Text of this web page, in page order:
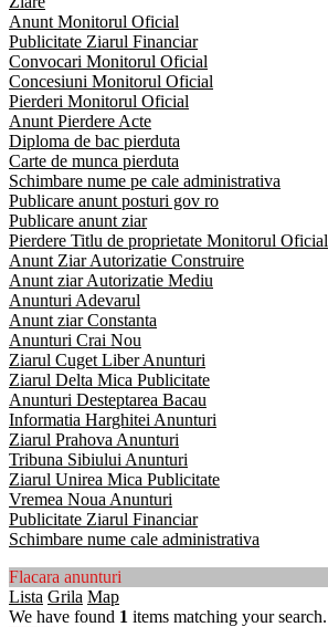
Anunt Monitorul Oficial
Publicitate Ziarul Financiar
Convocari Monitorul Oficial
Concesiuni Monitorul Oficial
Pierderi Monitorul Oficial
Anunt Pierdere Acte
Diploma de bac pierduta
Carte de munca pierduta
Schimbare nume pe cale administrativa
Publicare anunt posturi gov ro
Publicare anunt ziar
Pierdere Titlu de proprietate Monitorul Oficial
Anunt Ziar Autorizatie Construire
Anunt ziar Autorizatie Mediu
Anunturi Adevarul
Anunt ziar Constanta
Anunturi Crai Nou
Ziarul Cuget Liber Anunturi
Ziarul Delta Mica Publicitate
Anunturi Desteptarea Bacau
Informatia Harghitei Anunturi
Ziarul Prahova Anunturi
Tribuna Sibiului Anunturi
Ziarul Unirea Mica Publicitate
Vremea Noua Anunturi
Publicitate Ziarul Financiar
Schimbare nume cale administrativa
Flacara anunturi
Lista Grila Map
We have found 1 items matching your search.